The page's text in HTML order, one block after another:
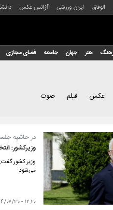
الوفاق ایران ورزشی آژانس عکس
هنر جهان جامعه فضای مجازی
عکس فیلم صوت
در حاشیه
وزیرکشور:
وزیر کشور
می‌شود.
۱۲:۲۰ - ۱۴۰۴/۰۷/۳۰